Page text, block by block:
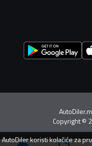
Copyright©
AutoDilerkoristi kolačiće za